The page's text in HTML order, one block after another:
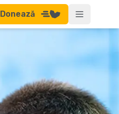
Donează